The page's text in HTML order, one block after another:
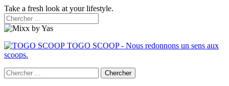
Take a fresh look at your lifestyle.
TOGO SCOOP - Nous redonnons un sens aux
scoops.